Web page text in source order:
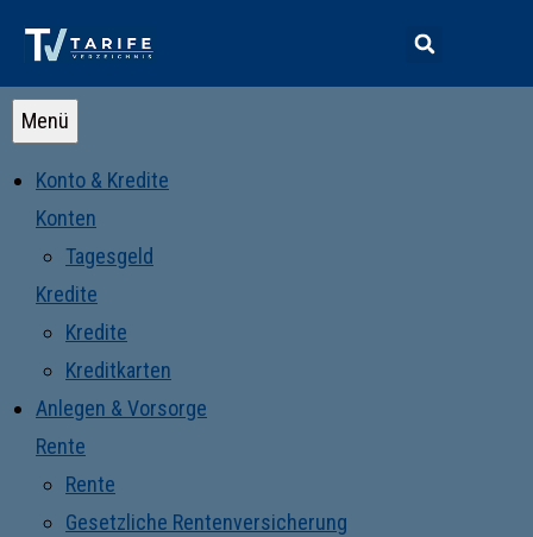
Menü
Konto & Kredite
Konten
Tagesgeld
Kredite
Kredite
Kreditkarten
Anlegen & Vorsorge
Rente
Rente
Gesetzliche Rentenversicherung